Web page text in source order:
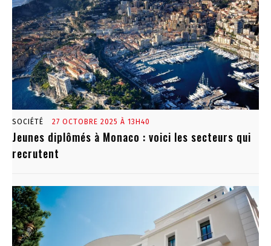
SOCIÉTÉ 27 OCTOBRE 2025 À 13H40
Jeunes diplômés à Monaco : voici les secteurs qui
recrutent